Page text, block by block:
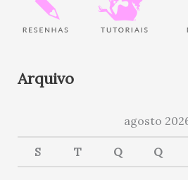
Arquivo
agosto
S T Q Q